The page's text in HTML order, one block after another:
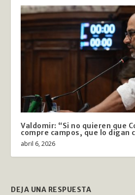
Valdomir: “Si no quieren que
compre campos, que lo digan
abril 6, 2026
DEJA UNA RESPUESTA